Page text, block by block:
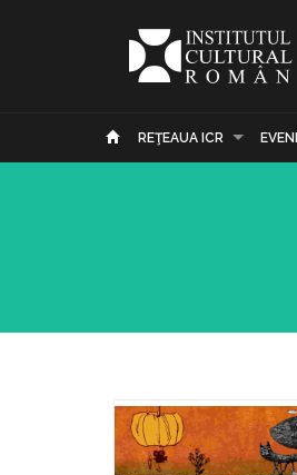
REŢEAUA ICR